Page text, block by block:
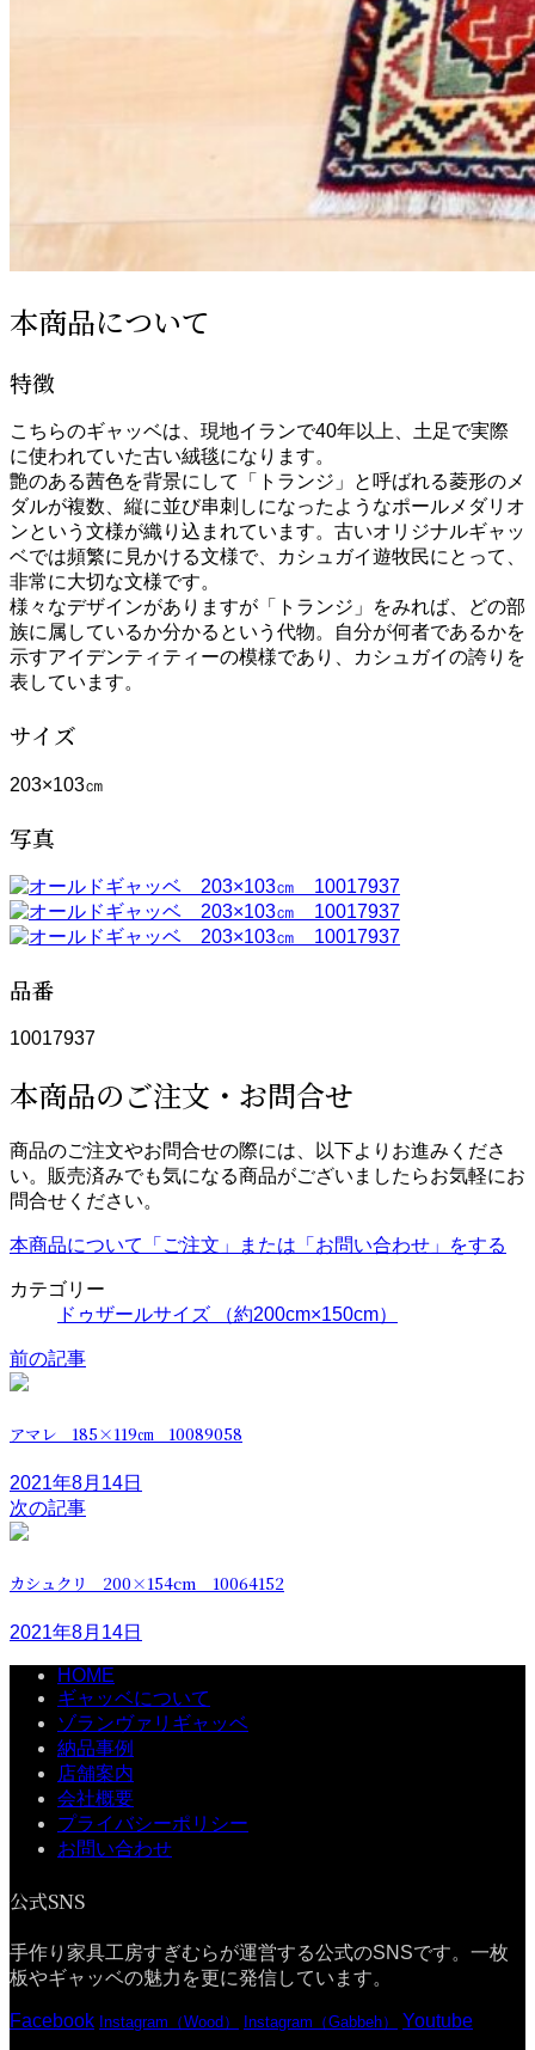
本商品について
特徴
こちらのギャッベは、現地イランで40年以上、土足で実際
に使われていた古い絨毯になります。
艶のある茜色を背景にして「トランジ」と呼ばれる菱形のメ
ダルが複数、縦に並び串刺しになったようなポールメダリオ
ンという文様が織り込まれています。古いオリジナルギャッ
ベでは頻繁に見かける文様で、カシュガイ遊牧民にとって、
非常に大切な文様です。
様々なデザインがありますが「トランジ」をみれば、どの部
族に属しているか分かるという代物。自分が何者であるかを
示すアイデンティティーの模様であり、カシュガイの誇りを
表しています。
サイズ
203×103㎝
写真
品番
10017937
本商品のご注文・お問合せ
商品のご注文やお問合せの際には、以下よりお進みくださ
い。販売済みでも気になる商品がございましたらお気軽にお
問合せください。
本商品について「ご注文」または「お問い合わせ」をする
カテゴリー
ドゥザールサイズ （約200cm×150cm）
前の記事
アマレ 185×119㎝ 10089058
2021年8月14日
次の記事
カシュクリ 200×154cm 10064152
2021年8月14日
HOME
ギャッベについて
ゾランヴァリギャッベ
納品事例
店舗案内
会社概要
プライバシーポリシー
お問い合わせ
公式SNS
手作り家具工房すぎむらが運営する公式のSNSです。一枚
板やギャッベの魅力を更に発信しています。
Facebook Instagram（Wood） Instagram（Gabbeh） Youtube